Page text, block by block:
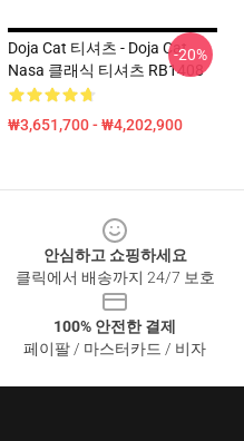
Doja Cat 티셔츠 - Doja Cat
Nasa 클래식 티셔츠 RB1408
₩3,651,700 - ₩4,202,900
-20%
안심하고 쇼핑하세요
클릭에서 배송까지 24/7 보호
100% 안전한 결제
페이팔 / 마스터카드 / 비자